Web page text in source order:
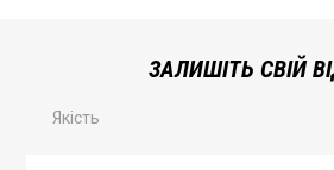
ЗАЛИШІТЬ СВІЙ
Якість